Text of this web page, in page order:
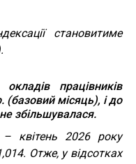
становитиме
працівників
(базовий місяць), і до
збільшувалася.
квітень 2026 року
Отже, у відсотках